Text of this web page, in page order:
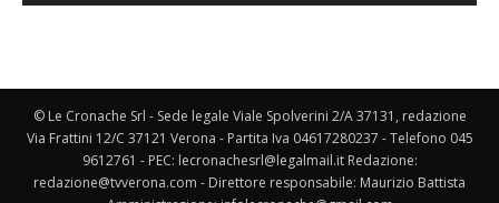
© Le Cronache Srl - Sede legale Viale Spolverini 2/A 37131, redazione
Via Frattini 12/C 37121 Verona - Partita Iva 04617280237 - Telefono 045
9612761 - PEC: lecronachesrl@legalmail.it Redazione:
redazione@tvverona.com - Direttore responsabile: Maurizio Battista